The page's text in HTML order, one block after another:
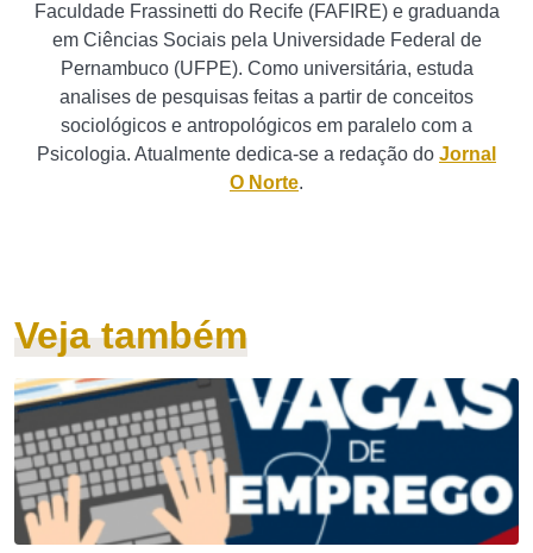
Faculdade Frassinetti do Recife (FAFIRE) e graduanda
em Ciências Sociais pela Universidade Federal de
Pernambuco (UFPE). Como universitária, estuda
analises de pesquisas feitas a partir de conceitos
sociológicos e antropológicos em paralelo com a
Psicologia. Atualmente dedica-se a redação do Jornal
O Norte.
Veja também